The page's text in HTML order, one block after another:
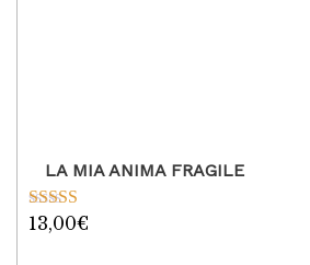
LA MIA ANIMA FRAGILE
Valutato
13,00€